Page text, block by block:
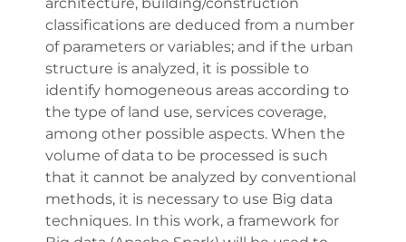
classifications are deduced from a number
of parameters or variables; and if the urban
structure is analyzed, it is possible to
identify homogeneous areas according to
the type of land use, services coverage,
among other possible aspects. When the
volume of data to be processed is such
that it cannot be analyzed by conventional
methods, it is necessary to use Big data
techniques. In this work, a framework for